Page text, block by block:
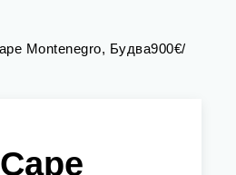
Montenegro, Будва900€/